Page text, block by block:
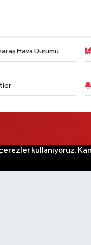
Hava Durumu
kullanıyoruz.